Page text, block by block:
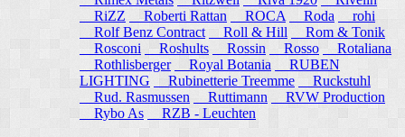
RiZZ
Roberti Rattan ROCA Roda
rohi
Rolf Benz Contract
Roll & Hill
Rom & Tonik
Rosconi Roshults Rossin Rosso
Rotaliana
Rothlisberger
Royal Botania
RUBEN
LIGHTING
Rubinetterie Treemme
Ruckstuhl
Rud. Rasmussen
Ruttimann
RVW Production
Rybo As
RZB - Leuchten